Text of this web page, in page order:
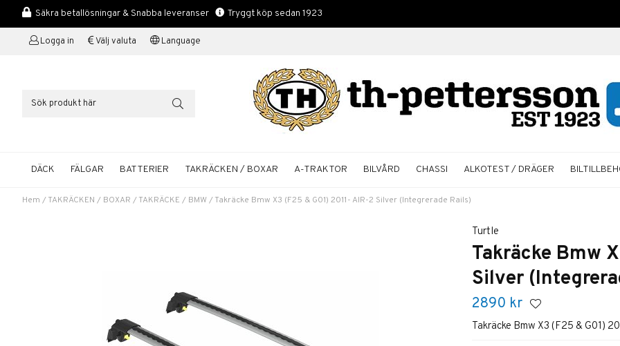
Säkra betallösningar & Snabba leveranser Tryggt köp sedan 1923
Logga in Välj valuta Language
DÄCK FÄLGAR BATTERIER TAKRÄCKEN / BOXAR A-TRAKTOR BILVÅRD CHASSI ALKOTEST / DRÄGER
Hem /TAKRÄCKEN / BOXAR /TAKRÄCKE / BMW/Takräcke Bmw X3 (F25 & G01) 2011- AIR-2 Silver (Integrerade Rails)
Turtle
Takräcke Bmw
Silver
2890 kr
Takräcke Bmw X3 (F25 & G01)